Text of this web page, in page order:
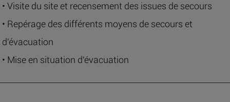
• Visite du site et recensement des issues de secours
• Repérage des différents moyens de secours et
d'évacuation
• Mise en situation d'évacuation